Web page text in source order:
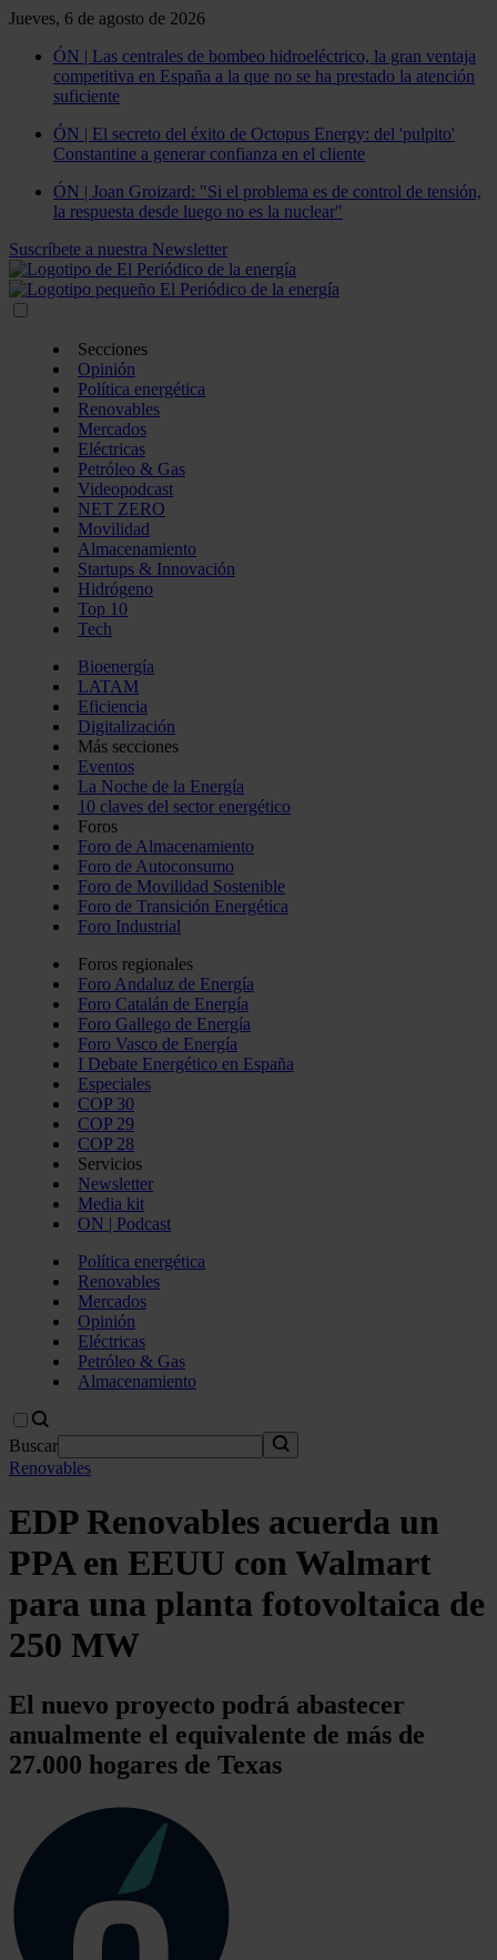
Jueves, 6 de agosto de 2026
ÓN | Las centrales de bombeo hidroeléctrico, la gran ventaja
competitiva en España a la que no se ha prestado la atención
suficiente
ÓN | El secreto del éxito de Octopus Energy: del 'pulpito'
Constantine a generar confianza en el cliente
ÓN | Joan Groizard: "Si el problema es de control de tensión,
la respuesta desde luego no es la nuclear"
Suscríbete a nuestra Newsletter
Secciones
Opinión
Política energética
Renovables
Mercados
Eléctricas
Petróleo & Gas
Videopodcast
NET ZERO
Movilidad
Almacenamiento
Startups & Innovación
Hidrógeno
Top 10
Tech
Bioenergía
LATAM
Eficiencia
Digitalización
Más secciones
Eventos
La Noche de la Energía
10 claves del sector energético
Foros
Foro de Almacenamiento
Foro de Autoconsumo
Foro de Movilidad Sostenible
Foro de Transición Energética
Foro Industrial
Foros regionales
Foro Andaluz de Energía
Foro Catalán de Energía
Foro Gallego de Energía
Foro Vasco de Energía
I Debate Energético en España
Especiales
COP 30
COP 29
COP 28
Servicios
Newsletter
Media kit
ON | Podcast
Política energética
Renovables
Mercados
Opinión
Eléctricas
Petróleo & Gas
Almacenamiento
Buscar
Renovables
EDP Renovables acuerda un
PPA en EEUU con Walmart
para una planta fotovoltaica de
250 MW
El nuevo proyecto podrá abastecer
anualmente el equivalente de más de
27.000 hogares de Texas